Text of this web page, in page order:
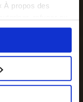
À propos des
via l'onglet
modifier votre
» en bas des